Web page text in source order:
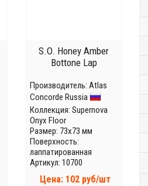
S.O. Honey Amber
Bottone Lap
Производитель: Atlas
Concorde Russia
Коллекция: Supernova
Onyx Floor
Размер: 73x73 мм
Поверхность:
лаппатированная
Артикул: 10700
Цена: 102 руб/шт